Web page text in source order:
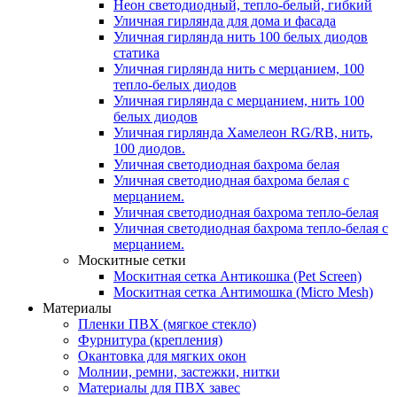
Неон светодиодный, тепло-белый, гибкий
Уличная гирлянда для дома и фасада
Уличная гирлянда нить 100 белых диодов
статика
Уличная гирлянда нить с мерцанием, 100
тепло-белых диодов
Уличная гирлянда с мерцанием, нить 100
белых диодов
Уличная гирлянда Хамелеон RG/RB, нить,
100 диодов.
Уличная светодиодная бахрома белая
Уличная светодиодная бахрома белая с
мерцанием.
Уличная светодиодная бахрома тепло-белая
Уличная светодиодная бахрома тепло-белая с
мерцанием.
Москитные сетки
Москитная сетка Антикошка (Pet Screen)
Москитная сетка Антимошка (Micro Mesh)
Материалы
Пленки ПВХ (мягкое стекло)
Фурнитура (крепления)
Окантовка для мягких окон
Молнии, ремни, застежки, нитки
Материалы для ПВХ завес